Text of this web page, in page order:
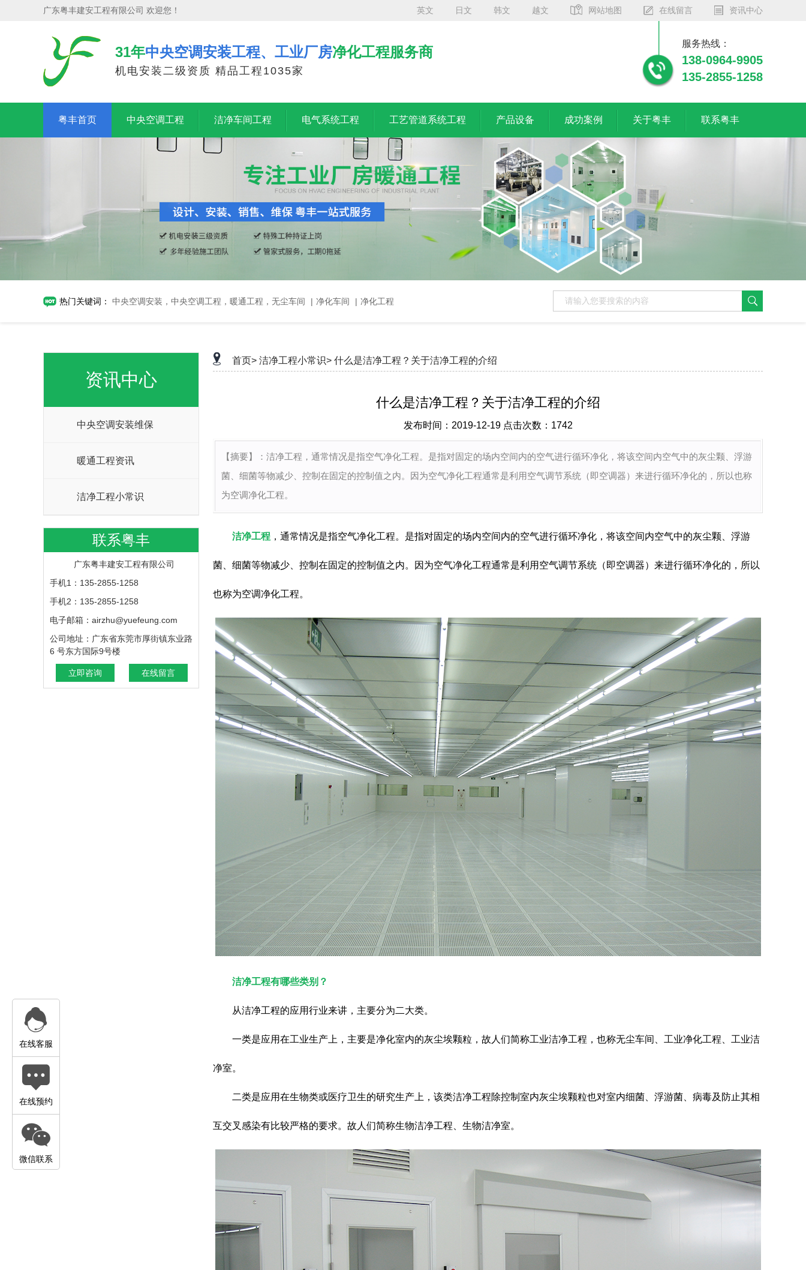
广东粤丰建安工程有限公司 欢迎您！ 英文 日文 韩文 越文 网站地图 在线留言 资讯中心
31年中央空调安装工程、工业厂房净化工程服务商
机电安装二级资质 精品工程1035家
服务热线：
138-0964-9905
135-2855-1258
粤丰首页 中央空调工程 洁净车间工程 电气系统工程 工艺管道系统工程 产品设备 成功案例 关于粤丰 联系粤丰
热门关键词： 中央空调安装，中央空调工程，暖通工程，无尘车间 | 净化车间 | 净化工程
资讯中心
中央空调安装维保
暖通工程资讯
洁净工程小常识
联系粤丰
广东粤丰建安工程有限公司
手机1：135-2855-1258
手机2：135-2855-1258
电子邮箱：airzhu@yuefeung.com
公司地址：广东省东莞市厚街镇东业路
6 号东方国际9号楼
立即咨询 在线留言
首页> 洁净工程小常识> 什么是洁净工程？关于洁净工程的介绍
什么是洁净工程？关于洁净工程的介绍
发布时间：2019-12-19 点击次数：1742
【摘要】： 洁净工程，通常情况是指空气净化工程。是指对固定的场内空间内的空气进行循环净化，将该空间内空气中的灰尘颗、浮游
菌、细菌等物减少、控制在固定的控制值之内。因为空气净化工程通常是利用空气调节系统（即空调器）来进行循环净化的，所以也称
为空调净化工程。
洁净工程 ，通常情况是指空气净化工程。是指对固定的场内空间内的空气进行循环净化，将该空间内空气中的灰尘颗、浮游
菌、细菌等物减少、控制在固定的控制值之内。因为空气净化工程通常是利用空气调节系统（即空调器）来进行循环净化的，所以
也称为空调净化工程。
洁净工程有哪些类别？
从洁净工程的应用行业来讲，主要分为二大类。
一类是应用在工业生产上，主要是净化室内的灰尘埃颗粒，故人们简称工业洁净工程，也称无尘车间、工业净化工程、工业洁
净室。
二类是应用在生物类或医疗卫生的研究生产上，该类洁净工程除控制室内灰尘埃颗粒也对室内细菌、浮游菌、病毒及防止其相
互交叉感染有比较严格的要求。故人们简称生物洁净工程、生物洁净室。
在线客服
在线预约
微信联系